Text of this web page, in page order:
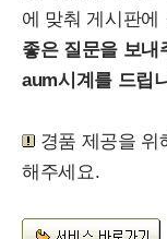
에 맞춰 게시판에
좋은 질문을 보내
aum시계를 드립
경품 제공을 위
해주세요.